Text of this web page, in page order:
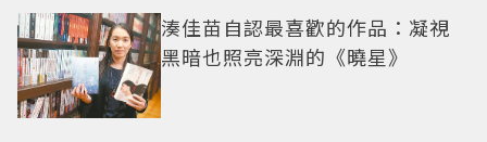
湊佳苗自認最喜歡的作品：凝視
黑暗也照亮深淵的《曉星》